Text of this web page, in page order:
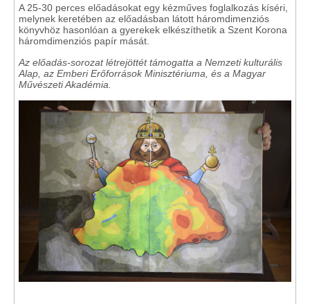
A 25-30 perces előadásokat egy kézműves foglalkozás kíséri,
melynek keretében az előadásban látott háromdimenziós
könyvhöz hasonlóan a gyerekek elkészíthetik a Szent Korona
háromdimenziós papír mását.
Az előadás-sorozat létrejöttét támogatta a Nemzeti kulturális
Alap, az Emberi Erőforrások Minisztériuma, és a Magyar
Művészeti Akadémia.